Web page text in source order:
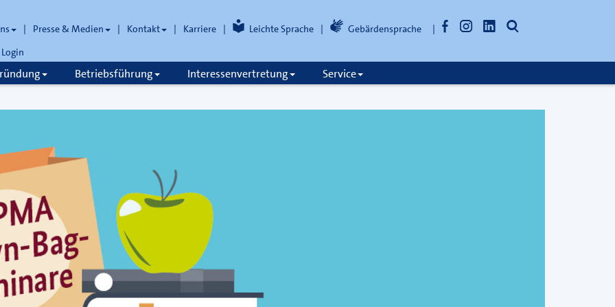
Presse & Medien Kontakt Karriere Leichte Sprache Gebärdensprache FacebookInstagramLinkedInSuche
Login
Betriebsführung Interessenvertretung Service